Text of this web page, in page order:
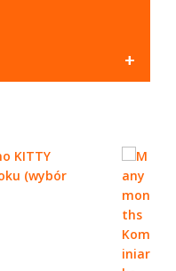
+
KITTY
(wybór